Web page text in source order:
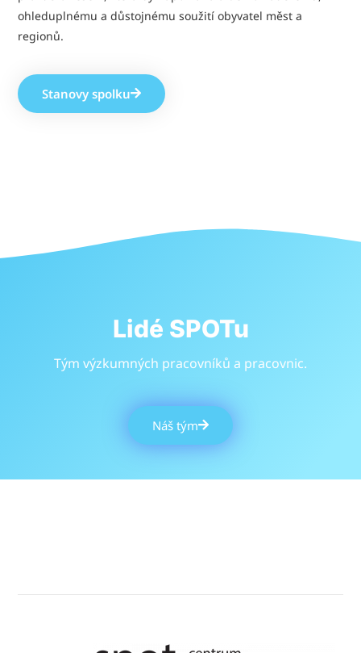
ohleduplnému a důstojnému soužití obyvatel měst a
regionů.
Stanovy spolku
Lidé SPOTu
Tým výzkumných pracovníků a pracovnic.
Náš tým